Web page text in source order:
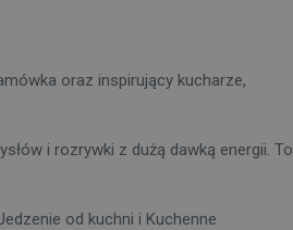
oraz inspirujący kucharze,
i rozrywki z dużą dawką energii. To
od kuchni i Kuchenne